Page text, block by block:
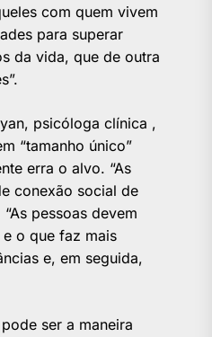
com quem vivem
para superar
da vida, que de outra
psicóloga clínica ,
“tamanho único”
erra o alvo. “As
conexão social de
pessoas devem
o que faz mais
e, em seguida,
ser a maneira